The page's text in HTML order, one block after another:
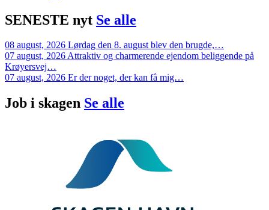
SENESTE nyt Se alle
08 august, 2026 Lørdag den 8. august blev den brugde,…
07 august, 2026Attraktiv og charmerende ejendom beliggende på
Krøyersvej…
07 august, 2026 Er der noget, der kan få mig…
Job i skagen Se alle